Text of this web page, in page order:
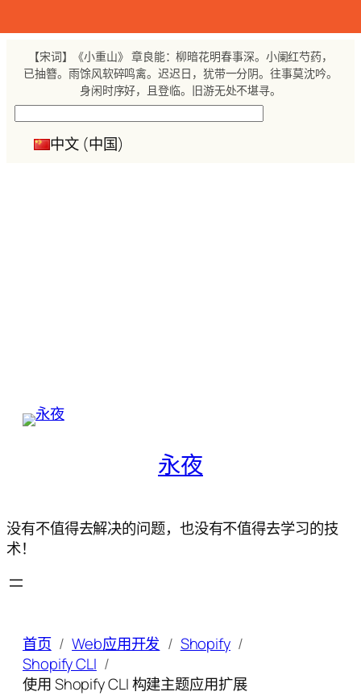
至
【宋词】《小重山》 章良能：柳暗花明春事深。小阑红芍药，
已抽簪。雨馀风软碎鸣禽。迟迟日，犹带一分阴。往事莫沈吟。
身闲时序好，且登临。旧游无处不堪寻。
中文 (中国)
永夜
没有不值得去解决的问题，也没有不值得去学习的技
术！
首页 Web应用开发
Shopify
Shopify CLI
使用 Shopify CLI 构建主题应用扩展